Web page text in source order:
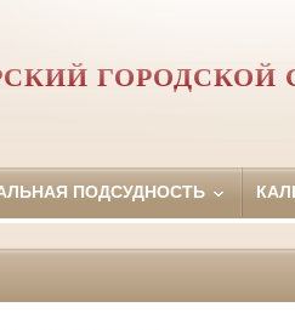
ГОРОДСКОЙ
ПОДСУДНОСТЬ